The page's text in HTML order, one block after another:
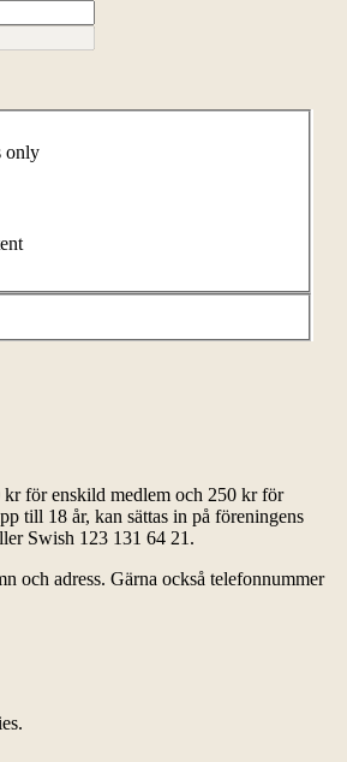
only
för enskild medlem och 250 kr för
till 18 år, kan sättas in på föreningens
Swish 123 131 64 21.
och adress. Gärna också telefonnummer